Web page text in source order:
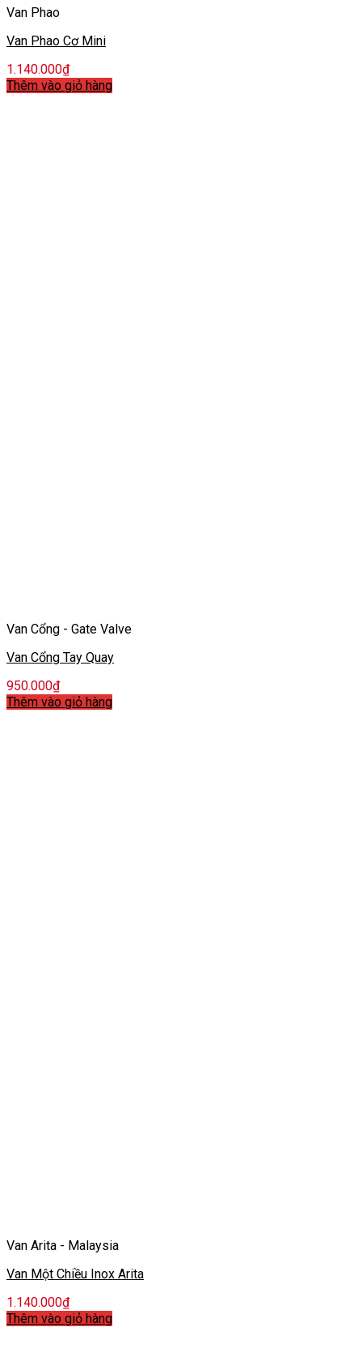
Van Phao
Van Phao Cơ Mini
1.140.000₫
Thêm vào giỏ hàng
Van Cổng - Gate Valve
Van Cổng Tay Quay
950.000₫
Thêm vào giỏ hàng
Van Arita - Malaysia
Van Một Chiều Inox Arita
1.140.000₫
Thêm vào giỏ hàng